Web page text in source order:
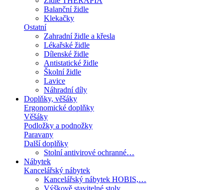
Balanční židle
Klekačky
Ostatní
Zahradní židle a křesla
Lékařské židle
Dílenské židle
Antistatické židle
Školní židle
Lavice
Náhradní díly
Doplňky, věšáky
Ergonomické doplňky
Věšáky
Podložky a podnožky
Paravany
Další doplňky
Stolní antivirové ochranné…
Nábytek
Kancelářský nábytek
Kancelářský nábytek HOBIS,…
Výškově stavitelné stoly